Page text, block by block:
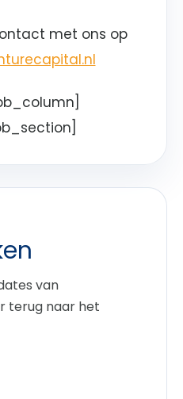
met ons op
van
terug naar het